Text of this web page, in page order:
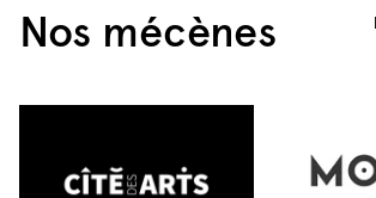
Nos mécènes